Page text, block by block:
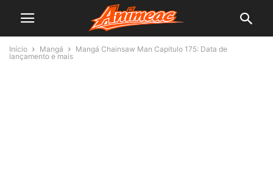
Início Mangá
Mangá Chainsaw Man Capítulo 175: Data de
lançamento e mais